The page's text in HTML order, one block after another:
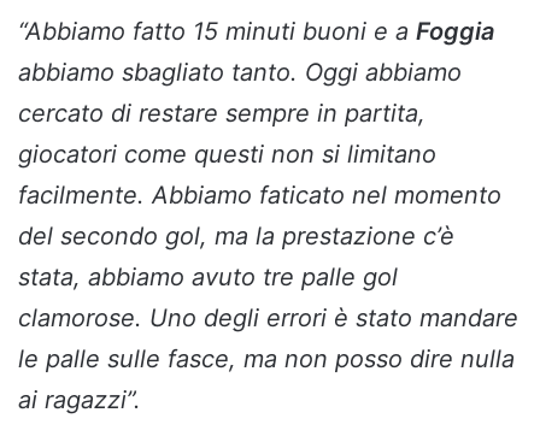
“Abbiamo fatto 15 minuti buoni e a Foggia
abbiamo sbagliato tanto. Oggi abbiamo
cercato di restare sempre in partita,
giocatori come questi non si limitano
facilmente. Abbiamo faticato nel momento
del secondo gol, ma la prestazione c’è
stata, abbiamo avuto tre palle gol
clamorose. Uno degli errori è stato mandare
le palle sulle fasce, ma non posso dire nulla
ai ragazzi”.